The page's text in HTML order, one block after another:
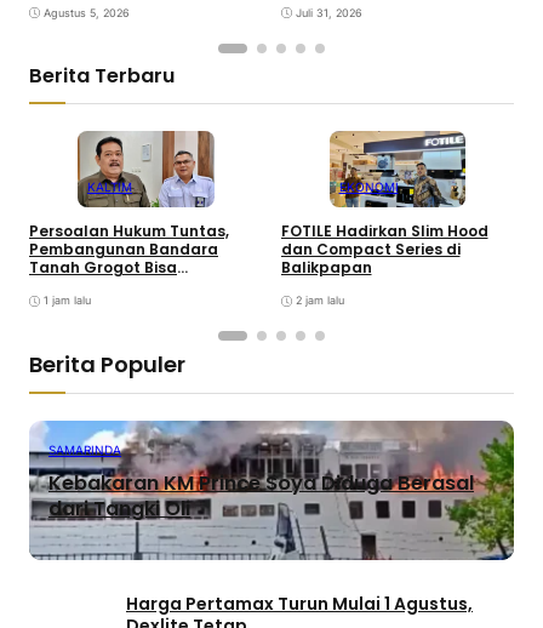
Agustus 5, 2026 Juli 31, 2026
Berita Terbaru
KALTIM
Persoalan Hukum Tuntas,
Pembangunan Bandara
Tanah Grogot Bisa
1 jam lalu
EKONOMI
FOTILE Hadirkan Slim Hood
dan Compact Series di
Balikpapan
2 jam lalu
Berita Populer
SAMARINDA
Kebakaran KM Prince Soya Diduga Berasal
dari Tangki Oli
Harga Pertamax Turun Mulai 1 Agustus,